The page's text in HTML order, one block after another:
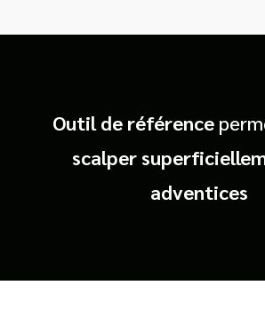
Outil de référence
scalper
adventices